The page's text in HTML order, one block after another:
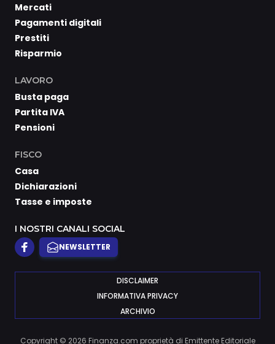
Mercati
Pagamenti digitali
Prestiti
Risparmio
LAVORO
Busta paga
Partita IVA
Pensioni
FISCO
Casa
Dichiarazioni
Tasse e imposte
I NOSTRI CANALI SOCIAL
NEWSLETTER
DISCLAIMER
INFORMATIVA PRIVACY
ARCHIVIO
Copyright © 2026 Finanza.com proprietà di Emittente Editoriale